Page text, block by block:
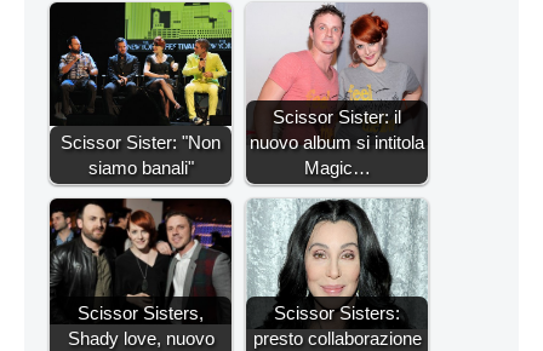
Scissor Sister: "Non
siamo banali"
Scissor Sister: il
nuovo album si intitola
Magic…
Scissor Sisters,
Shady love, nuovo
Scissor Sisters:
presto collaborazione